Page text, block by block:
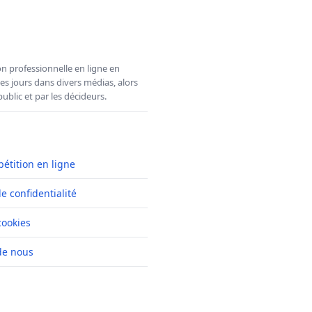
professionnelle en ligne en
jours dans divers médias, alors
et par les décideurs.
en ligne
confidentialité
nous